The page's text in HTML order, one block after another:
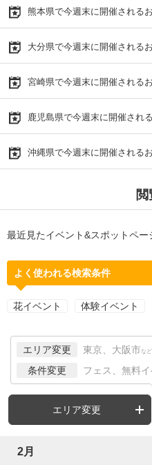
熊本県で今週末に開催される
大分県で今週末に開催される
宮崎県で今週末に開催される
鹿児島県で今週末に開催され
沖縄県で今週末に開催される
閲
最近見たイベント&スポットペー
よく使われる検索条件
花イベント 体験イベント
エリア変更 東京、大阪市 など
条件変更 フェス、無料イ
エリア変更
2月